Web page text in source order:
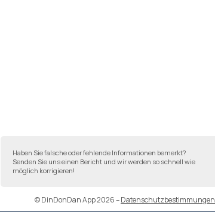
Haben Sie falsche oder fehlende Informationen bemerkt?
Senden Sie uns einen Bericht und wir werden so schnell wie
möglich korrigieren!
© DinDonDan App 2026–Datenschutzbestimmungen